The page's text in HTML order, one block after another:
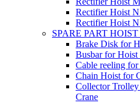
Rectifier Hoist
Rectifier Hoist
SPARE PART
Brake Disk for
Busbar for Hoist
Cable reeling
Chain Hoist for
Collector
Crane